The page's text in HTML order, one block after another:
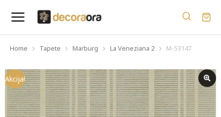
You are here:
Home Tapete Marburg La Veneziana 2 M-53147
Akcija!